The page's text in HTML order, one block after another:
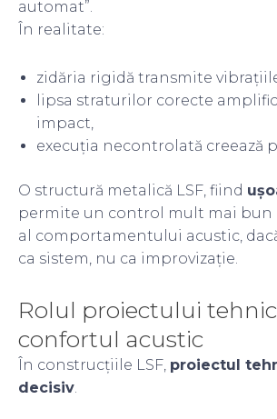
automat”.
În realitate:
zidăria rigidă transmite
lipsa straturilor corecte
impact,
execuția necontrolată creează
O structură metalică LSF, fiind
permite un control mult mai bun
al comportamentului acustic,
ca sistem, nu ca improvizație.
Rolul proiectului
confortul acustic
În construcțiile LSF, proiectul
decisiv.